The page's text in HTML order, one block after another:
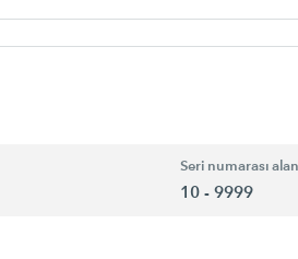
Seri numarası
10 - 9999